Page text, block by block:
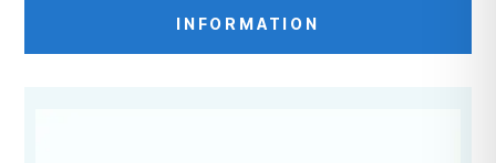
INFORMATION